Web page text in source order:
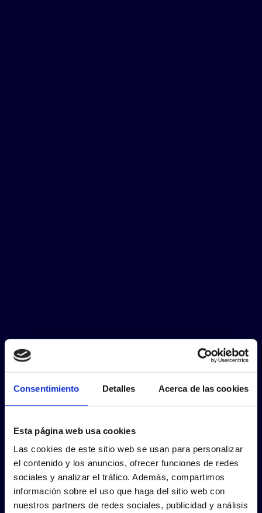
Consentimiento Detalles Acerca de las cookies
Esta página web usa cookies
Las cookies de este sitio web se usan para personalizar
el contenido y los anuncios, ofrecer funciones de redes
sociales y analizar el tráfico. Además, compartimos
información sobre el uso que haga del sitio web con
nuestros partners de redes sociales, publicidad y análisis